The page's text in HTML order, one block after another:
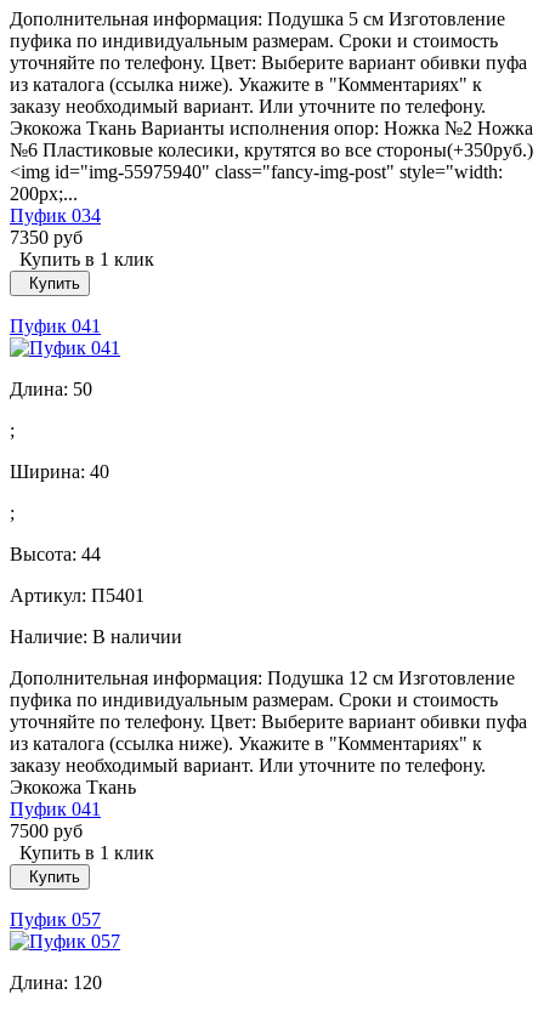
Дополнительная информация: Подушка 5 см Изготовление
пуфика по индивидуальным размерам. Сроки и стоимость
уточняйте по телефону. Цвет: Выберите вариант обивки пуфа
из каталога (ссылка ниже). Укажите в "Комментариях" к
заказу необходимый вариант. Или уточните по телефону.
Экокожа Ткань Варианты исполнения опор: Ножка №2 Ножка
№6 Пластиковые колесики, крутятся во все стороны(+350руб.)
<img id="img-55975940" class="fancy-img-post" style="width:
200px;...
Пуфик 034
7350 руб
Купить в 1 клик
Купить
Пуфик 041
Длина: 50
;
Ширина: 40
;
Высота: 44
Артикул: П5401
Наличие: В наличии
Дополнительная информация: Подушка 12 см Изготовление
пуфика по индивидуальным размерам. Сроки и стоимость
уточняйте по телефону. Цвет: Выберите вариант обивки пуфа
из каталога (ссылка ниже). Укажите в "Комментариях" к
заказу необходимый вариант. Или уточните по телефону.
Экокожа Ткань
Пуфик 041
7500 руб
Купить в 1 клик
Купить
Пуфик 057
Длина: 120